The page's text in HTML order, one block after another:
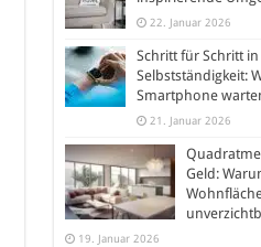
22. Januar 2026
Schritt für Schritt in
Selbstständigkeit:
Smartphone
21. Januar 2026
Geld:
19. Januar 2026